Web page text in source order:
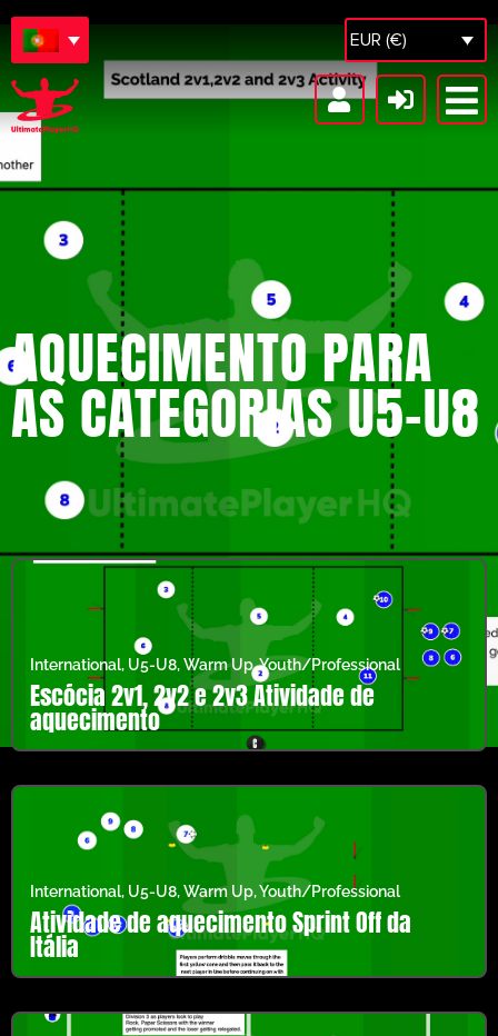
EUR (€)
AQUECIMENTO PARA
AS CATEGORIAS U5-U8
International, U5-U8,Warm Up,Youth/Professional
Escócia 2v1, 2v2 e 2v3 Atividade de
aquecimento
International, U5-U8,Warm Up,Youth/Professional
Atividade de aquecimento Sprint Off da
Itália